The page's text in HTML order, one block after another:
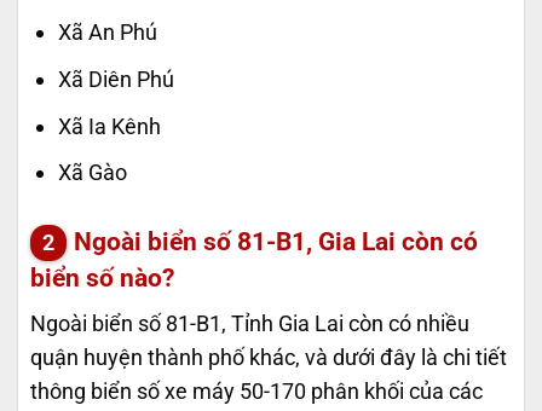
Xã An Phú
Xã Diên Phú
Xã Ia Kênh
Xã Gào
Ngoài biển số 81-B1, Gia Lai còn có
biển số nào?
Ngoài biển số 81-B1, Tỉnh Gia Lai còn có nhiều
quận huyện thành phố khác, và dưới đây là chi tiết
thông biển số xe máy 50-170 phân khối của các